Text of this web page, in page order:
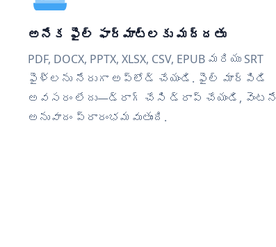
అనేక ఫైల్ ఫార్మాట్‌లకు మద్దతు
PDF, DOCX, PPTX, XLSX, CSV, EPUB మరియు SRT
ఫైళ్లను నేరుగా అప్‌లోడ్ చేయండి. ఫైల్ మార్పిడి
అవసరం లేదు—డ్రాగ్ చేసి డ్రాప్ చేయండి, వెంటనే
అనువాదం ప్రారంభమవుతుంది.